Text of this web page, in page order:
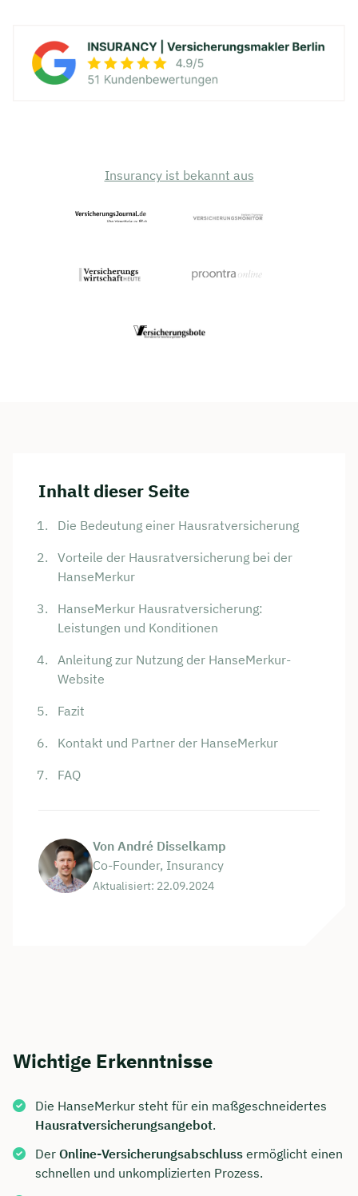
Insurancy ist bekannt aus
Inhalt dieser Seite
Die Bedeutung einer Hausratversicherung
Vorteile der Hausratversicherung bei der
HanseMerkur
HanseMerkur Hausratversicherung:
Leistungen und Konditionen
Anleitung zur Nutzung der HanseMerkur-
Website
Fazit
Kontakt und Partner der HanseMerkur
FAQ
Von André Disselkamp
Co-Founder, Insurancy
Aktualisiert: 22.09.2024
Wichtige Erkenntnisse
Die HanseMerkur steht für ein maßgeschneidertes
Hausratversicherungsangebot.
Der Online-Versicherungsabschluss ermöglicht einen
schnellen und unkomplizierten Prozess.